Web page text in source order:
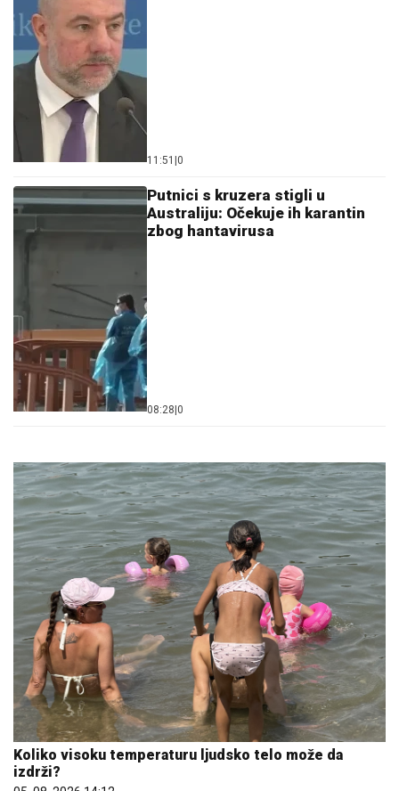
11:51 0
Putnici s kruzera stigli u
Australiju: Očekuje ih karantin
zbog hantavirusa
08:28 0
Koliko visoku temperaturu ljudsko telo može da
izdrži?